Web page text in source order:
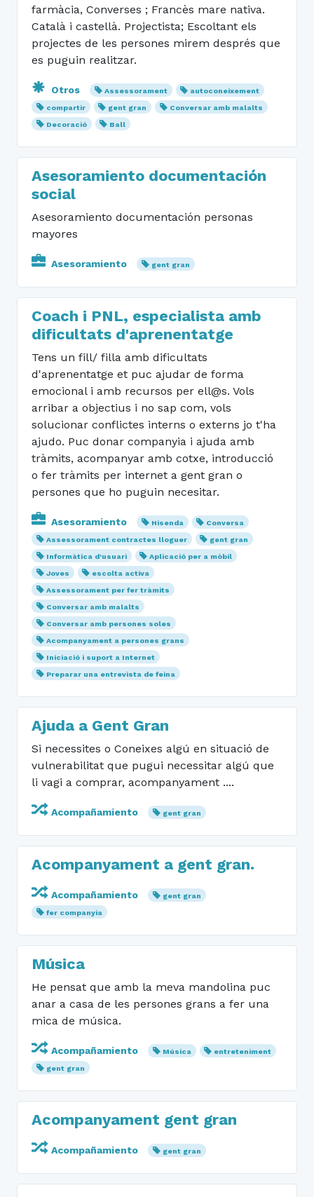
farmàcia, Converses ; Francès mare nativa.
Català i castellà. Projectista; Escoltant els
projectes de les persones mirem després que
es puguin realitzar.
Otros Assessorament
autoconeixement
compartir
gent gran
Conversar amb malalts
Decoració
Ball
Asesoramiento documentación
social
Asesoramiento documentación personas
mayores
Asesoramiento gent gran
Coach i PNL, especialista amb
dificultats d'aprenentatge
Tens un fill/ filla amb dificultats
d'aprenentatge et puc ajudar de forma
emocional i amb recursos per ell@s. Vols
arribar a objectius i no sap com, vols
solucionar conflictes interns o externs jo t'ha
ajudo. Puc donar companyia i ajuda amb
tràmits, acompanyar amb cotxe, introducció
o fer tràmits per internet a gent gran o
persones que ho puguin necesitar.
Asesoramiento Hisenda
Conversa
Assessorament contractes lloguer
gent gran
Informàtica d'usuari
Aplicació per a mòbil
Joves
escolta activa
Assessorament per fer tràmits
Conversar amb malalts
Conversar amb persones soles
Acompanyament a persones grans
Iniciació i suport a Internet
Preparar una entrevista de feina
Ajuda a Gent Gran
Si necessites o Coneixes algú en situació de
vulnerabilitat que pugui necessitar algú que
li vagi a comprar, acompanyament ....
Acompañamiento gent gran
Acompanyament a gent gran.
Acompañamiento
gent gran
fer companyia
Música
He pensat que amb la meva mandolina puc
anar a casa de les persones grans a fer una
mica de música.
Acompañamiento Música
entreteniment
gent gran
Acompanyament gent gran
Acompañamiento gent gran